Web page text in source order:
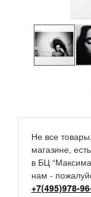
Не все
магазине,
в БЦ
нам -
+7(495)978-